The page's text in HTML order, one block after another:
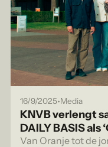
16/9/2025•Media
KNVB verlengt
DAILY BASIS
Van Oranje tot de